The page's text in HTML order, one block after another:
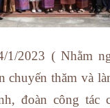
2023 ( Nhằm
chuyến thăm và
đoàn công tác